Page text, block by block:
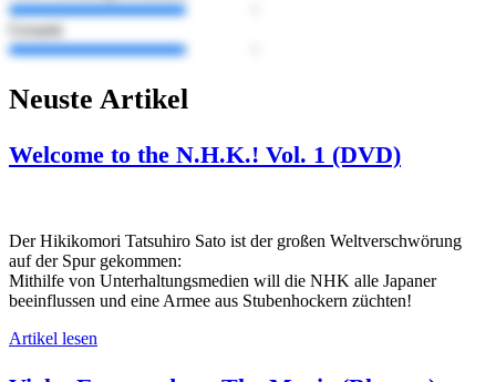
Gesamt
Neuste Artikel
Welcome to the N.H.K.! Vol. 1 (DVD)
Der Hikikomori Tatsuhiro Sato ist der großen Weltverschwörung
auf der Spur gekommen:
Mithilfe von Unterhaltungsmedien will die NHK alle Japaner
beeinflussen und eine Armee aus Stubenhockern züchten!
Artikel lesen